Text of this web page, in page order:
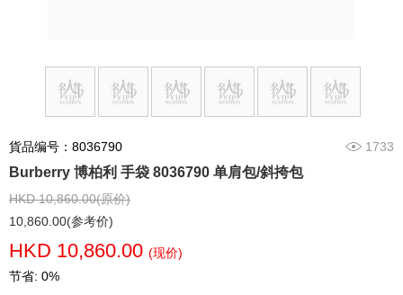
貨品编号：8036790 1733
Burberry 博柏利 手袋 8036790 单肩包/斜挎包
HKD 10,860.00(原价)
10,860.00(参考价)
HKD 10,860.00 (现价)
节省: 0%